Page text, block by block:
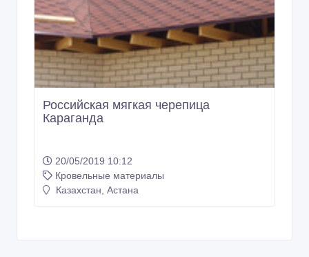
Российская мягкая черепица
Караганда
20/05/2019 10:12
Кровельные материалы
Казахстан, Астана